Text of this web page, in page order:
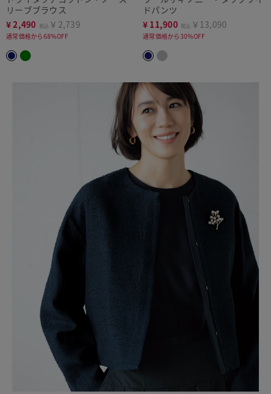
リーブブラウス
¥2,490 税込 ￥2,739
通常価格から68%OFF
ドパンツ
¥ 11,900 税込 ￥13,090
通常価格から30%OFF